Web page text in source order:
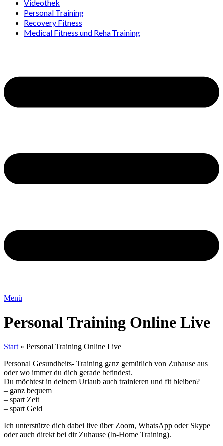
Videothek
Personal Training
Recovery Fitness
Medical Fitness und Reha Training
Menü
Personal Training Online Live
Start » Personal Training Online Live
Personal Gesundheits- Training ganz gemütlich von Zuhause aus
oder wo immer du dich gerade befindest.
Du möchtest in deinem Urlaub auch trainieren und fit bleiben?
– ganz bequem
– spart Zeit
– spart Geld
Ich unterstütze dich dabei live über Zoom, WhatsApp oder Skype
oder auch direkt bei dir Zuhause (In-Home Training).